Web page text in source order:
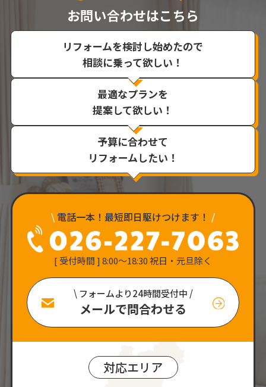
お問い合わせはこちら
リフォームを検討し始めたので
相談に乗って欲しい！
最適なプランを
提案して欲しい！
予算に合わせて
リフォームしたい！
\ 電話一本！最短即日駆けつけます！ /
[ 受付時間 ] 8:00〜18:30 祝日・元旦除く
\ フォームより24時間受付中 /
メールで問合わせる
対応エリア